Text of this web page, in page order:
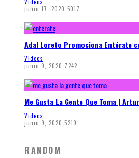
Videos
junio 17, 2020 5017
Adal Loreto Promociona Entérate
Videos
junio 9, 2020 7242
Me Gusta La Gente Que Toma |
Videos
junio 9, 2020 5219
RANDOM